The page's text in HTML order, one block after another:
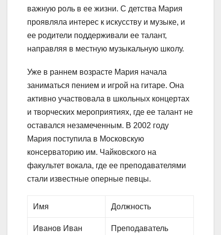
важную роль в ее жизни. С детства Мария
проявляла интерес к искусству и музыке, и
ее родители поддерживали ее талант,
направляя в местную музыкальную школу.
Уже в раннем возрасте Мария начала
заниматься пением и игрой на гитаре. Она
активно участвовала в школьных концертах
и творческих мероприятиях, где ее талант не
оставался незамеченным. В 2002 году
Мария поступила в Московскую
консерваторию им. Чайковского на
факультет вокала, где ее преподавателями
стали известные оперные певцы.
Имя Должность
Иванов Иван Преподаватель